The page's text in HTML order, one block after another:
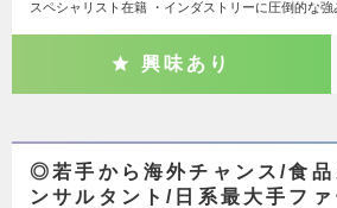
スペシャリスト在籍 ・インダストリーに圧倒的な強
興味あり
◎若手から海外チャンス/食品
ンサルタント/日系最大手フ